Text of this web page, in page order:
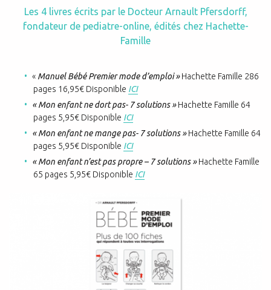
Les 4 livres écrits par le Docteur Arnault Pfersdorff,
fondateur de pediatre-online, édités chez Hachette-
Famille
« Manuel Bébé Premier mode d’emploi »Hachette Famille 286
pages 16,95€ Disponible ICI
« Mon enfant ne dort pas- 7 solutions »Hachette Famille 64
pages 5,95€ Disponible ICI
« Mon enfant ne mange pas- 7 solutions »Hachette Famille 64
pages 5,95€ Disponible ICI
« Mon enfant n’est pas propre – 7 solutions »Hachette Famille
65 pages 5,95€ Disponible ICI